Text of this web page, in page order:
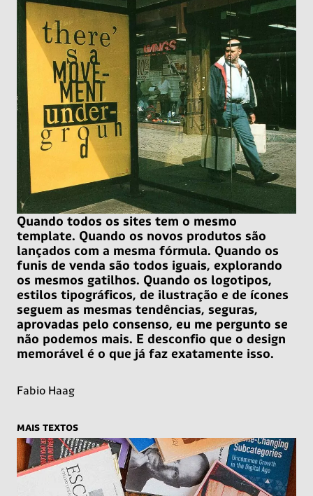
Quando todos os sites tem o mesmo
template. Quando os novos produtos são
lançados com a mesma fórmula. Quando os
funis de venda são todos iguais, explorando
os mesmos gatilhos. Quando os logotipos,
estilos tipográficos, de ilustração e de ícones
seguem as mesmas tendências, seguras,
aprovadas pelo consenso, eu me pergunto se
não podemos mais. E desconfio que o design
memorável é o que já faz exatamente isso.
Fabio Haag
mais textos